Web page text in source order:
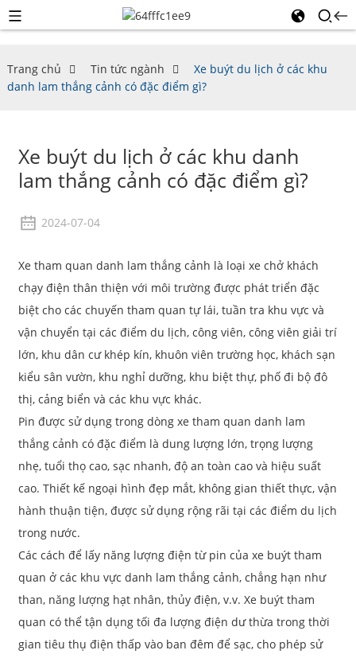
Trang chủ Tin tức ngành
Xe buýt du lịch ở các khu
danh lam thắng cảnh có đặc điểm gì?
Xe buýt du lịch ở các khu danh
lam thắng cảnh có đặc điểm gì?
2024-07-04
Xe tham quan danh lam thắng cảnh là loại xe chở khách
chạy điện thân thiện với môi trường được phát triển đặc
biệt cho các chuyến tham quan tự lái, tuần tra khu vực và
vận chuyển tại các điểm du lịch, công viên, công viên giải trí
lớn, khu dân cư khép kín, khuôn viên trường học, khách sạn
kiểu sân vườn, khu nghỉ dưỡng, khu biệt thự, phố đi bộ đô
thị, cảng biển và các khu vực khác.
Pin được sử dụng trong dòng xe tham quan danh lam
thắng cảnh có đặc điểm là dung lượng lớn, trọng lượng
nhẹ, tuổi thọ cao, sạc nhanh, độ an toàn cao và hiệu suất
cao. Thiết kế ngoại hình đẹp mắt, không gian thiết thực, vận
hành thuận tiện, được sử dụng rộng rãi tại các điểm du lịch
trong nước.
Các cách để lấy năng lượng điện từ pin của xe buýt tham
quan ở các khu vực danh lam thắng cảnh, chẳng hạn như
than, năng lượng hạt nhân, thủy điện, v.v. Xe buýt tham
quan có thể tận dụng tối đa lượng điện dư thừa trong thời
gian tiêu thụ điện thấp vào ban đêm để sạc, cho phép sử